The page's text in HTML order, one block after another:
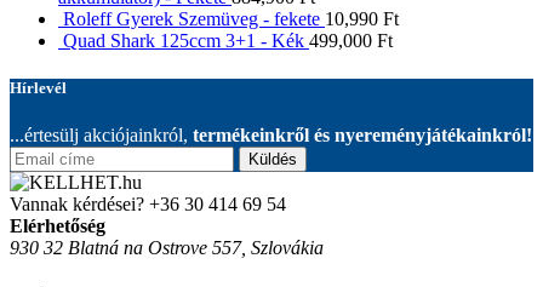
Roleff Gyerek Szemüveg - fekete 10,990 Ft
Quad Shark 125ccm 3+1 - Kék 499,000 Ft
Hírlevél
...értesülj akciójainkról, termékeinkről és nyereményjátékainkról!
Küldés
Vannak kérdései? +36 30 414 69 54
Elérhetőség
930 32 Blatná na Ostrove 557, Szlovákia